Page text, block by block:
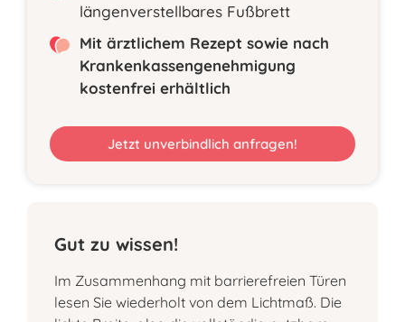
längenverstellbares Fußbrett
Mit ärztlichem Rezept sowie nach
Krankenkassengenehmigung
kostenfrei erhältlich
Jetzt unverbindlich anfragen!
Gut zu wissen!
Im Zusammenhang mit barrierefreien Türen
lesen Sie wiederholt von dem Lichtmaß. Die